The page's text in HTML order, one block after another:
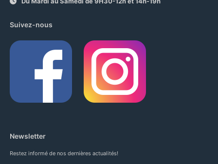
Suivez-nous
Newsletter
Restez informé de nos dernières actualités!